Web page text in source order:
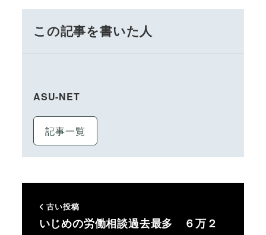
この記事を書いた人
ASU-NET
記事一覧
古い投稿
いじめの労働相談過去最多 ６万２